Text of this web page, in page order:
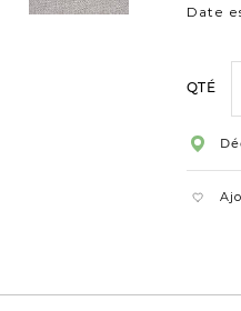
Date
QTÉ